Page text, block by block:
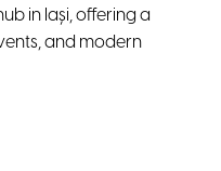
in Iași, offering a
and modern